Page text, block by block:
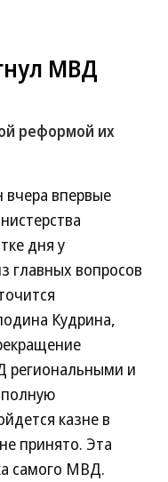
МВД
реформой их
вчера впервые
дня у
главных вопросов
Кудрина,
региональными и
казне в
принято. Эта
самого МВД.